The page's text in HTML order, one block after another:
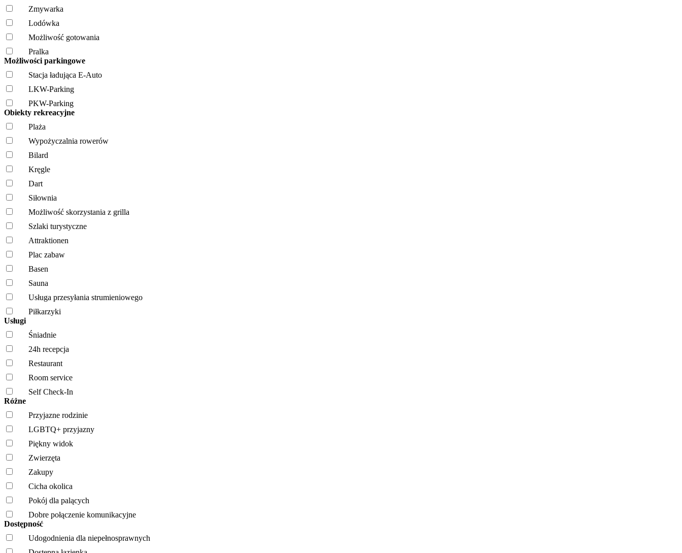
Zmywarka
Lodówka
Możliwość gotowania
Pralka
Możliwości parkingowe
Stacja ładująca E-Auto
LKW-Parking
PKW-Parking
Obiekty rekreacyjne
Plaża
Wypożyczalnia rowerów
Bilard
Kręgle
Dart
Siłownia
Możliwość skorzystania z grilla
Szlaki turystyczne
Attraktionen
Plac zabaw
Basen
Sauna
Usługa przesyłania strumieniowego
Piłkarzyki
Usługi
Śniadnie
24h recepcja
Restaurant
Room service
Self Check-In
Różne
Przyjazne rodzinie
LGBTQ+ przyjazny
Piękny widok
Zwierzęta
Zakupy
Cicha okolica
Pokój dla palących
Dobre połączenie komunikacyjne
Dostępność
Udogodnienia dla niepełnosprawnych